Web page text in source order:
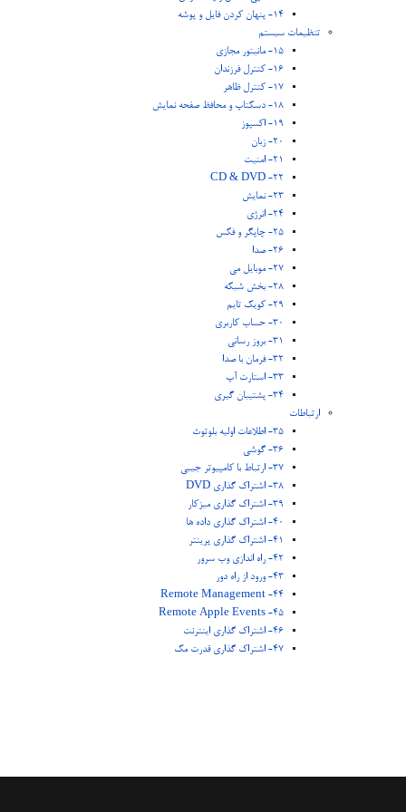
14- پنهان کردن فایل و پوشه
تنظیمات سیستم
15- مانیتور مجازی
16- کنترل فرزندان
17- کنترل ظاهر
18- دسکتاپ و محافظ صفحه نمايش
19- اکسپوز
20- زبان
21- امنیت
22- CD & DVD
23- نمایش
24- انرژی
25- چاپگر و فکس
26- صدا
27- موبایل می
28- بخش شبکه
29- کویک تایم
30- حساب کاربری
31- بروز رسانی
32- فرمان با صدا
33- استارت آپ
34- پشتیبان گیری
ارتباطات
35- اطلاعات اولیه بلوتوث
36- گوشی
37- ارتباط با کامپیوتر جیبی
38- اشتراک گذاری DVD
39- اشتراک گذاری میزکار
40- اشتراک گذاری داده ها
41- اشتراک گذاری پرینتر
42- راه اندازی وب سرور
43- ورود از راه دور
44- Remote Management
45- Remote Apple Events
46- اشتراک گذاری اینترنت
47- اشتراک گذاری قدرت مک